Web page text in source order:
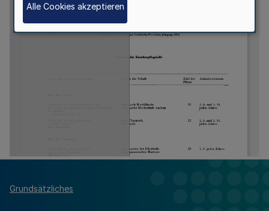
Grundsätzliches
Alle Cookies akzeptieren